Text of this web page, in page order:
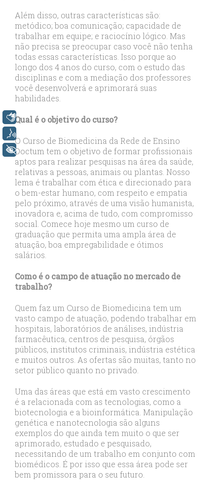
Além disso, outras características são:
metódico; boa comunicação; capacidade de
trabalhar em equipe; e raciocínio lógico. Mas
não precisa se preocupar caso você não tenha
todas essas características. Isso porque ao
longo dos 4 anos do curso, com o estudo das
disciplinas e com a mediação dos professores
você desenvolverá e aprimorará suas
habilidades.
Qual é o objetivo do curso?
O Curso de Biomedicina da Rede de Ensino
Doctum tem o objetivo de formar profissionais
aptos para realizar pesquisas na área da saúde,
relativas a pessoas, animais ou plantas. Nosso
lema é trabalhar com ética e direcionado para
o bem-estar humano, com respeito e empatia
pelo próximo, através de uma visão humanista,
inovadora e, acima de tudo, com compromisso
social. Comece hoje mesmo um curso de
graduação que permita uma ampla área de
atuação, boa empregabilidade e ótimos
salários.
Como é o campo de atuação no mercado de
trabalho?
Quem faz um Curso de Biomedicina tem um
vasto campo de atuação, podendo trabalhar em
hospitais, laboratórios de análises, indústria
farmacêutica, centros de pesquisa, órgãos
públicos, institutos criminais, indústria estética
e muitos outros. As ofertas são muitas, tanto no
setor público quanto no privado.
Uma das áreas que está em vasto crescimento
é a relacionada com as tecnologias, como a
biotecnologia e a bioinformática. Manipulação
genética e nanotecnologia são alguns
exemplos do que ainda tem muito o que ser
aprimorado, estudado e pesquisado,
necessitando de um trabalho em conjunto com
biomédicos. É por isso que essa área pode ser
bem promissora para o seu futuro.
Libras
+ Acessibilidade